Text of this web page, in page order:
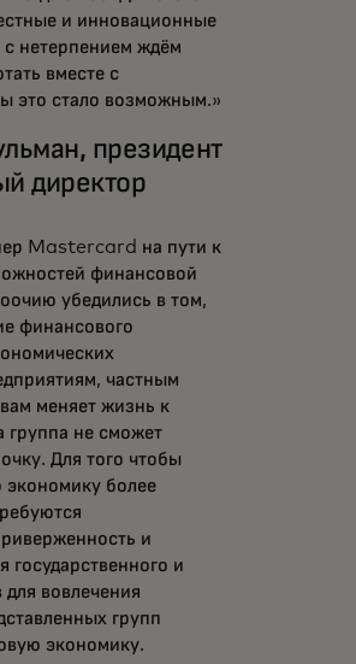
и инновационные
нетерпением ждём
вместе с
это стало возможным.»
президент
директор
Mastercard на пути к
финансовой
убедились в том,
финансового
частным
меняет жизнь к
группа не сможет
Для того чтобы
экономику более
и
государственного и
для вовлечения
групп
экономику.